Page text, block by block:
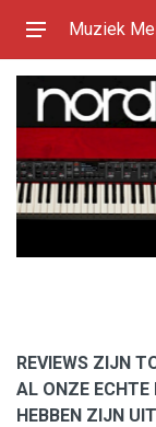
Muziek
REVIEWS ZIJN
AL ONZE ECHTE
HEBBEN ZIJN